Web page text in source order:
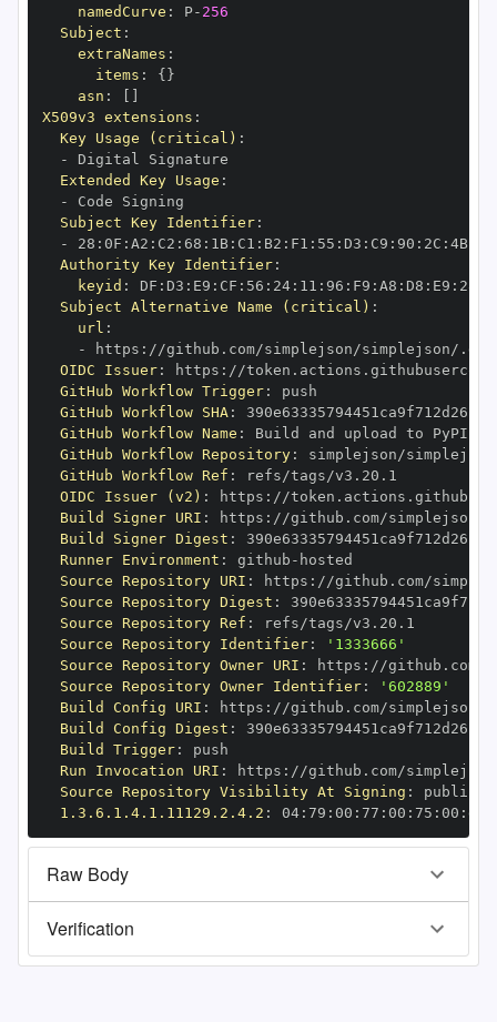
namedCurve : P- 256
Subject :
extraNames :
items : { }
asn :
X509v3 extensions :
Key Usage (critical) :
-
Extended Key Usage :
-
Subject Key Identifier:
-
28 : 0F : A2 : C2 : 68 : 1B: C1 : B2 : F1 : 55 : D3 : C9 : 90 : 2C : 4B:
Authority Key Identifier:
keyid : DF : D3 : E9 : CF : 56 : 24: 11 : 96 : F9 : A8 : D8 : E9 : 28
Subject Alternative Name (critical) :
url :
-
https : //github.com/simplejson/simplejson/
OIDC Issuer: https :
GitHub Workflow Trigger:
GitHub Workflow SHA:
GitHub Workflow Name :
GitHub Workflow Repository:
GitHub Workflow Ref :
OIDC Issuer (v2) : https :
Build Signer URI : https : //github.com/simplejson/
Build Signer Digest :
Runner Environment : github -
Source Repository URI : https :
Source Repository Digest :
Source Repository Ref :
Source Repository Identifier:
'1333666'
Source Repository Owner URI : https :
Source Repository Owner Identifier:
'602889'
Build Config URI : https : //github.com/simplejson/
Build Config Digest :
Build Trigger:
Run Invocation URI : https :
Source Repository Visibility At Signing :
1.3.6.1.4.1.11129.2.4.2 : 04: 79 : 00 : 77 : 00 : 75 : 00 : dd
Raw Body
Verification